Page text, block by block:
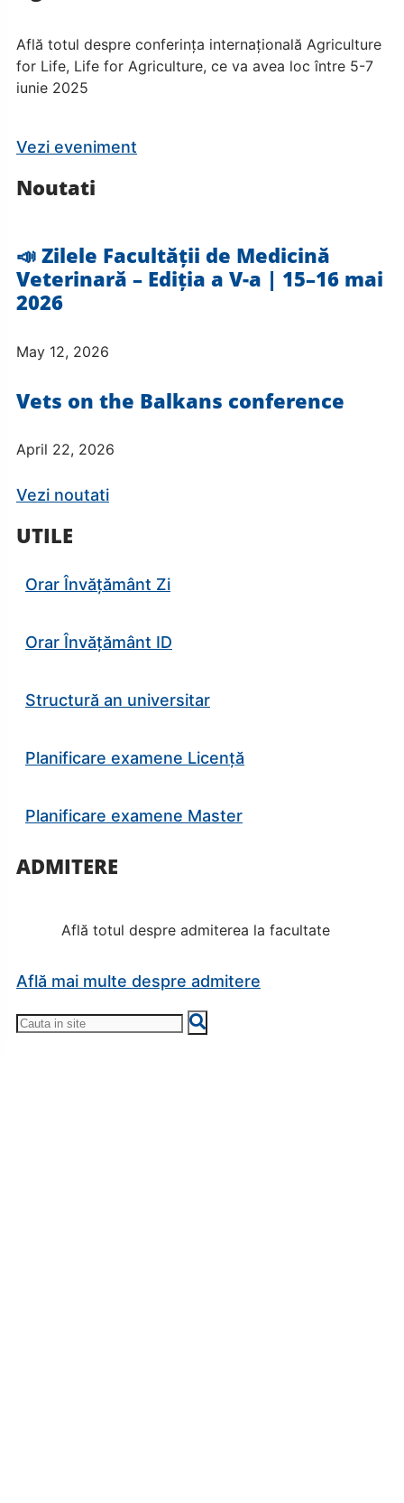
Află totul despre conferința internațională Agriculture
for Life, Life for Agriculture, ce va avea loc între 5-7
iunie 2025
Vezi eveniment
Noutati
📣 Zilele Facultății de Medicină
Veterinară – Ediția a V-a | 15–16 mai
2026
May 12, 2026
Vets on the Balkans conference
April 22, 2026
Vezi noutati
UTILE
Orar Învățământ Zi
Orar Învățământ ID
Structură an universitar
Planificare examene Licență
Planificare examene Master
ADMITERE
Află totul despre admiterea la facultate
Află mai multe despre admitere